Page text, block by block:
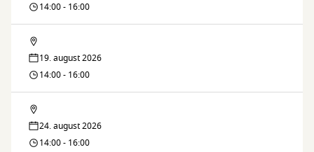
14:00 - 16:00
Lektiecaféen
19. august 2026
14:00 - 16:00
Lektiecaféen
24. august 2026
14:00 - 16:00